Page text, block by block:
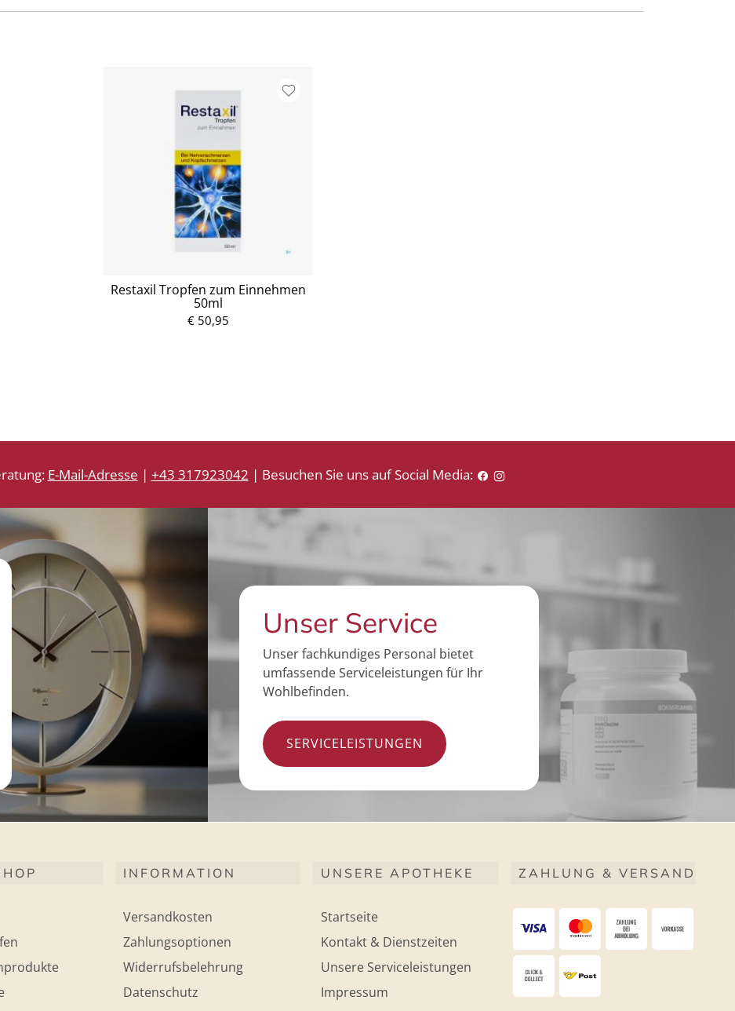
Restaxil Tropfen zum Einnehmen
50ml
€ 50,95
E-Mail-Adresse | +43 317923042 | Besuchen Sie uns auf Social Media:
Unser Service
Unser fachkundiges Personal bietet
umfassende Serviceleistungen für Ihr
Wohlbefinden.
SERVICELEISTUNGEN
INFORMATION
Versandkosten
Zahlungsoptionen
Widerrufsbelehrung
Datenschutz
UNSERE APOTHEKE
Startseite
Kontakt & Dienstzeiten
Unsere Serviceleistungen
Impressum
ZAHLUNG & VERSAND